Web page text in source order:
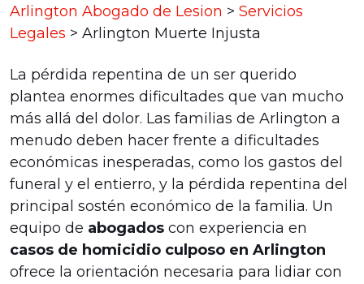
Arlington Abogado de Lesion > Servicios
Legales > Arlington Muerte Injusta
La pérdida repentina de un ser querido
plantea enormes dificultades que van mucho
más allá del dolor. Las familias de Arlington a
menudo deben hacer frente a dificultades
económicas inesperadas, como los gastos del
funeral y el entierro, y la pérdida repentina del
principal sostén económico de la familia. Un
equipo de abogados con experiencia en
casos de homicidio culposo en Arlington
ofrece la orientación necesaria para lidiar con